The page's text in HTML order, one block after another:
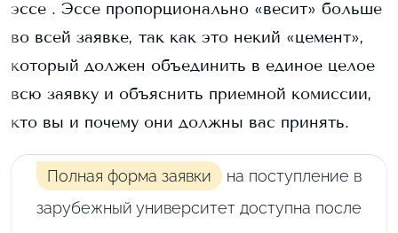
эссе . Эссе пропорционально «весит» больше
во всей заявке, так как это некий «цемент»,
который должен объединить в единое целое
всю заявку и объяснить приемной комиссии,
кто вы и почему они должны вас принять.
Полная форма заявки
на поступление в
зарубежный университет доступна после